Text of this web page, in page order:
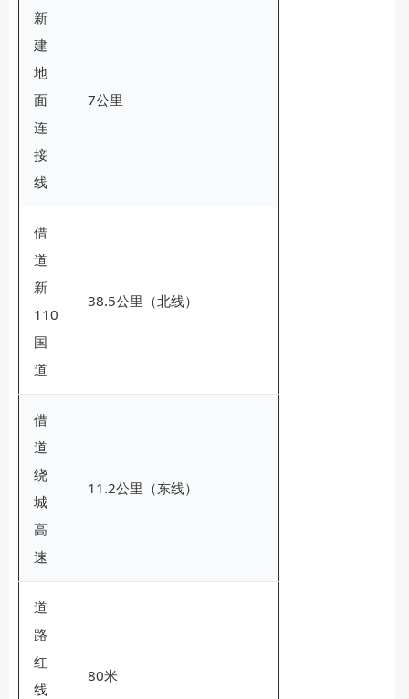
新
建
地
面
连
接
线
7公里
借
道
新
110
国
道
38.5公里（北线）
借
道
绕
城
高
速
11.2公里（东线）
道
路
红
线
80米